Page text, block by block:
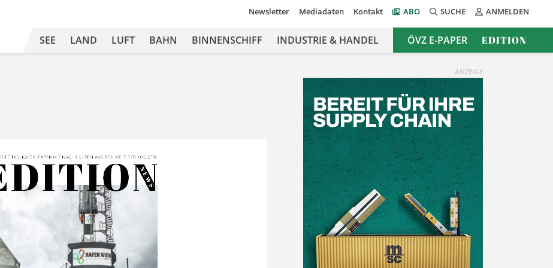
Newsletter Mediadaten Kontakt ABO SUCHE ANMELDEN
SEE LAND LUFT BAHN BINNENSCHIFF INDUSTRIE & HANDEL ÖVZ E-PAPER EDITION
TÄ GLICHE E- PAPER MIT NACHRICHTEN A US DER WELT DER LOGISTIK
N E
W S
ANZEIGE